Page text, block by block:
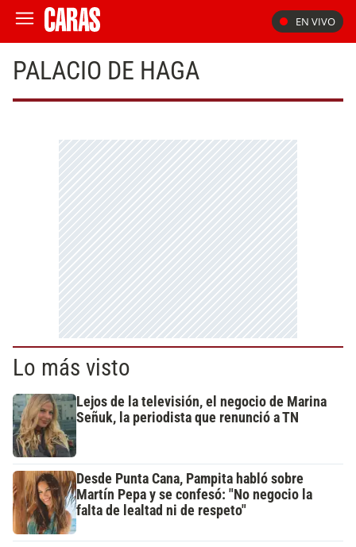
EN VIVO
PALACIO DE HAGA
Lo más visto
Lejos de la televisión, el negocio de Marina
Señuk, la periodista que renunció a TN
Desde Punta Cana, Pampita habló sobre
Martín Pepa y se confesó: "No negocio la
falta de lealtad ni de respeto"